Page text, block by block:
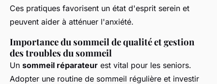
Ces pratiques favorisent un état d'esprit serein et
peuvent aider à atténuer l'anxiété.
Importance du sommeil de qualité et gestion
des troubles du sommeil
Un sommeil réparateur est vital pour les seniors.
Adopter une routine de sommeil régulière et investir